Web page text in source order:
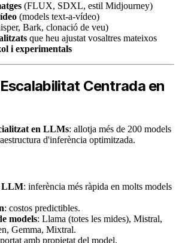
(FLUX, SDXL, estil Midjourney)
(models text-a-vídeo)
Bark, clonació de veu)
que heu ajustat vosaltres mateixos
i experimentals
Centrada en
en LLMs: allotja més de 200 models
d'inferència optimitzada.
LLM: inferència més ràpida en molts models
: costos predictibles.
models: Llama (totes les mides), Mistral,
Gemma, Mixtral.
amb propietat del model.